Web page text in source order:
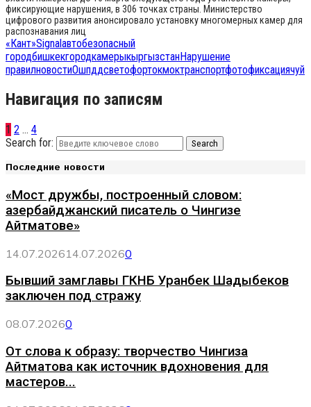
фиксирующие нарушения, в 306 точках страны. Министерство
цифрового развития анонсировало установку многомерных камер для
распознавания лиц
«Кант»Signalавтобезопасный
городбишкекгородкамерыкыргызстанНарушение
правилновостиОшпддсветофортокмоктранспортфотофиксациячуй
Навигация по записям
1 2 … 4
Search for:
Search
Последние новости
«Мост дружбы, построенный словом:
азербайджанский писатель о Чингизе
Айтматове»
14.07.202614.07.20260
Бывший замглавы ГКНБ Уранбек Шадыбеков
заключен под стражу
08.07.20260
От слова к образу: творчество Чингиза
Айтматова как источник вдохновения для
мастеров...